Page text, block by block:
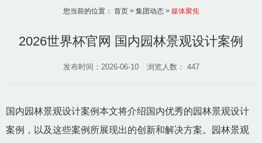
您当前的位置： 首页> 集团动态> 媒体聚焦
2026世界杯官网 国内园林景观设计案例
发布时间：2026-06-10 浏览人数： 447
国内园林景观设计案例本文将介绍国内优秀的园林景观设计
案例，以及这些案例所展现出的创新和解决方案。园林景观